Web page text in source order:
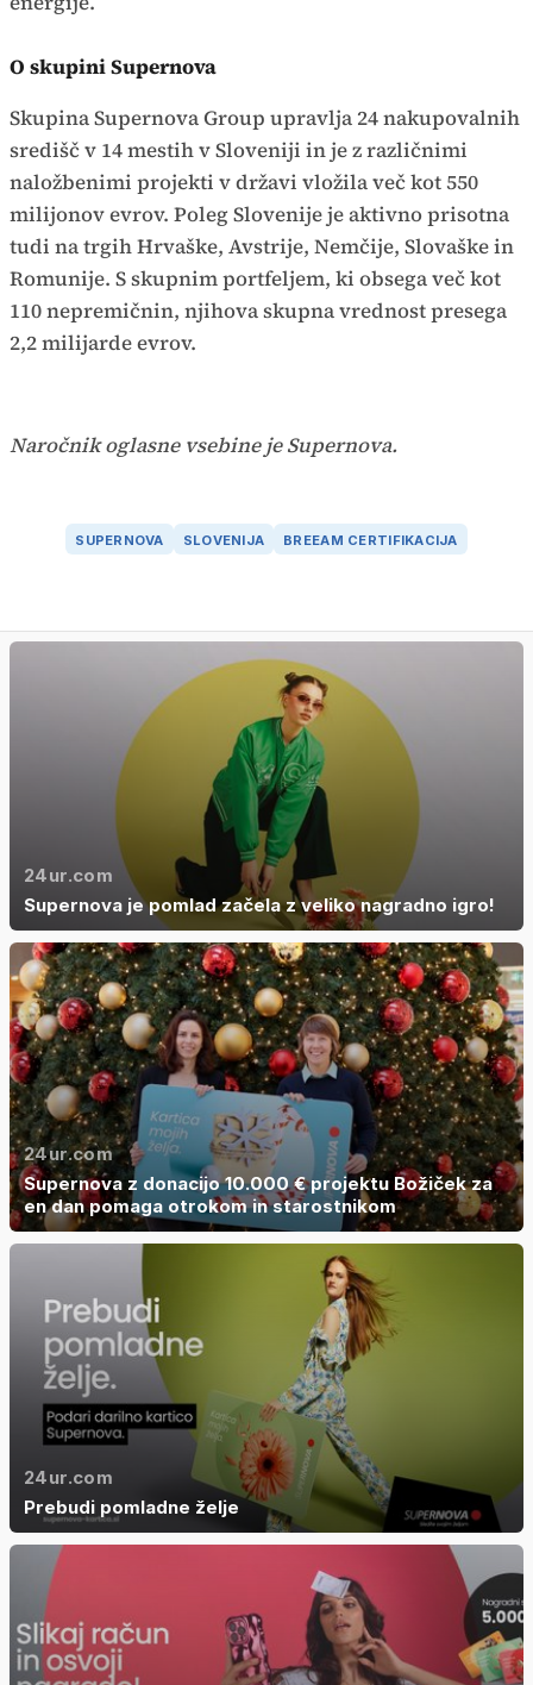
O skupini Supernova
Skupina Supernova Group upravlja 24 nakupovalnih
središč v 14 mestih v Sloveniji in je z različnimi
naložbenimi projekti v državi vložila več kot 550
milijonov evrov. Poleg Slovenije je aktivno prisotna
tudi na trgih Hrvaške, Avstrije, Nemčije, Slovaške in
Romunije. S skupnim portfeljem, ki obsega več kot
110 nepremičnin, njihova skupna vrednost presega
2,2 milijarde evrov.
Naročnik oglasne vsebine je Supernova.
SUPERNOVA SLOVENIJA BREEAM CERTIFIKACIJA
24ur.com
Supernova je pomlad začela z veliko nagradno igro!
24ur.com
Supernova z donacijo 10.000 € projektu Božiček za
en dan pomaga otrokom in starostnikom
24ur.com
Prebudi pomladne želje